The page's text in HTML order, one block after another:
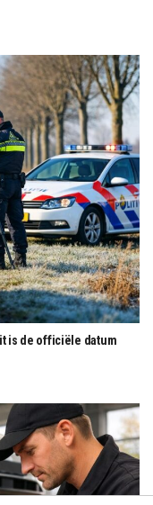
is de officiële datum